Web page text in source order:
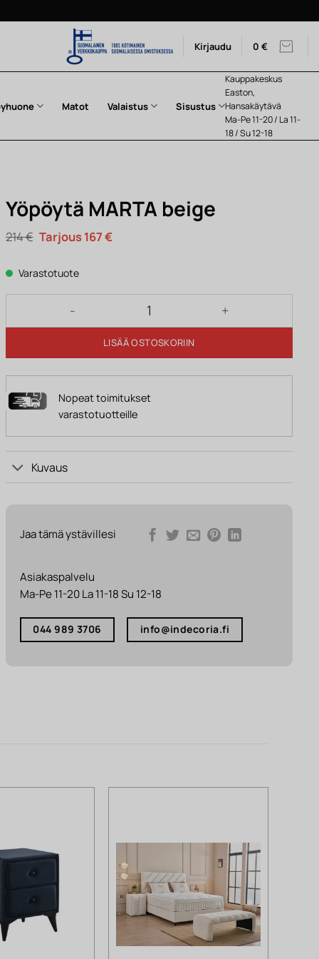
Kirjaudu 0 €
Matot Valaistus Sisustus
Kauppakeskus
Easton,
Hansakäytävä
Ma-Pe 11-20 / La 11-
18 / Su 12-18
Yöpöytä MARTA beige
214€ Alkuperäinen
hinta
214 €.
167€Nykyinen
Varastotuote
Yöpöytä MARTA beige määrä
LISÄÄ OSTOSKORIIN
Nopeat toimitukset
varastotuotteille
Kuvaus
Jaa tämä ystävillesi
Asiakaspalvelu
Ma-Pe 11-20 La 11-18 Su 12-18
044 989 3706 info@indecoria.fi